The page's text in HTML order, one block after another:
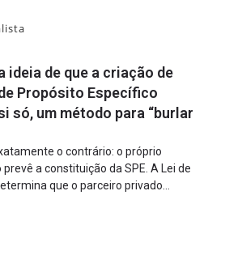
ideia de que a criação de
Propósito Específico
só, um método para “burlar
o contrário: o próprio
a constituição da SPE. A Lei de
que o parceiro privado
a suposta “fraude à licitação” é